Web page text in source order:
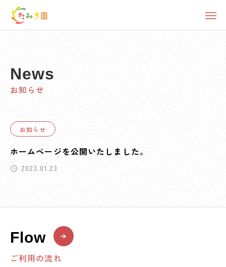
News
お知らせ
お知らせ
ホームページを公開いたしました。
2023.01.23
Flow
ご利用の流れ